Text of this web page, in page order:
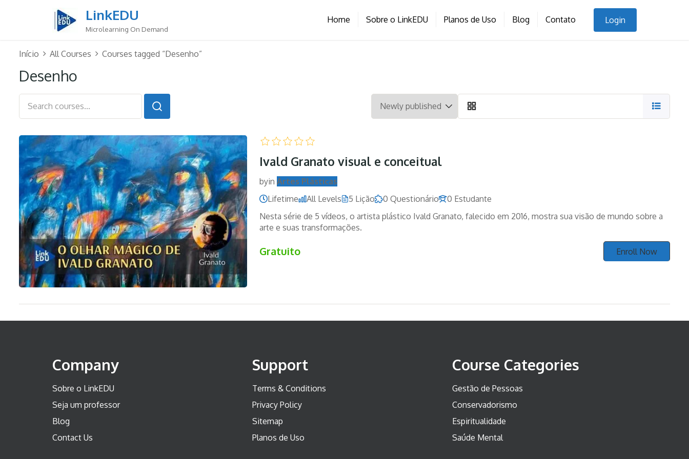
LinkEDU
Microlearning On Demand
Home Sobre o LinkEDU Planos de Uso Blog Contato Login
Início All Courses Courses tagged “Desenho”
Desenho
Ivald Granato visual e conceitual
byin Artes Plásticas
Lifetime
All Levels 5 Lição 0 Questionário
0 Estudante
Nesta série de 5 vídeos, o artista plástico Ivald Granato, falecido em 2016, mostra sua visão de mundo sobre a
arte e suas transformações.
Gratuito Enroll Now
Company
Sobre o LinkEDU
Seja um professor
Blog
Contact Us
Support
Terms & Conditions
Privacy Policy
Sitemap
Planos de Uso
Course Categories
Gestão de Pessoas
Conservadorismo
Espiritualidade
Saúde Mental